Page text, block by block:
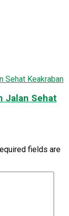
Jalan Sehat
fields are